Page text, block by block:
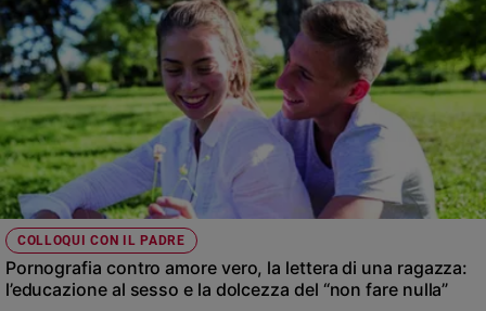
Devozione
e
fede
Parola
giorno
Santo
del
Società
e
valori
COLLOQUI CON IL PADRE
Pornografia contro amore vero, la lettera di una ragazza:
l’educazione al sesso e la dolcezza del “non fare nulla”